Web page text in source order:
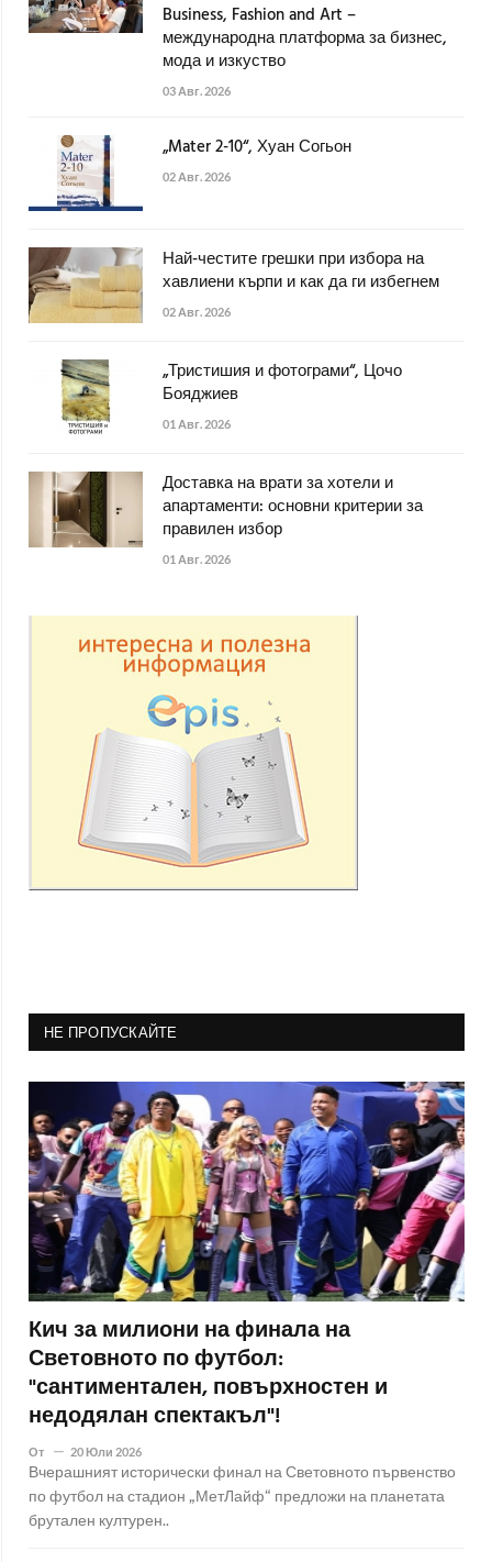
Business, Fashion and Art –
международна платформа за бизнес,
мода и изкуство
03 Авг. 2026
„Mater 2-10“, Хуан Согьон
02 Авг. 2026
Най-честите грешки при избора на
хавлиени кърпи и как да ги избегнем
02 Авг. 2026
„Тристишия и фотограми“, Цочо
Бояджиев
01 Авг. 2026
Доставка на врати за хотели и
апартаменти: основни критерии за
правилен избор
01 Авг. 2026
НЕ ПРОПУСКАЙТЕ
Кич за милиони на финала на
Световното по футбол:
"сантиментален, повърхностен и
недодялан спектакъл"!
От 20 Юли 2026
Вчерашният исторически финал на Световното първенство
по футбол на стадион „МетЛайф“ предложи на планетата
брутален културен..